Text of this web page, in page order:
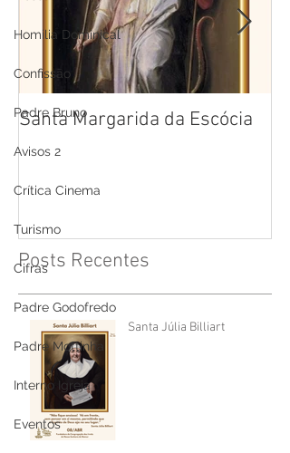
Homilia Dominical
Confissão
Padre Bruno
Avisos 2
Crítica Cinema
Turismo
Cifras
Padre Godofredo
Padre Mottinha
Interno Igreja
Eventos
Santa Margarida da Escócia
Posts Recentes
Santa Júlia Billiart